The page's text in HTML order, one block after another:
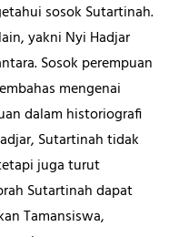
sosok Sutartinah.
yakni Nyi Hadjar
Sosok perempuan
mengenai
dalam historiografi
Sutartinah tidak
juga turut
Sutartinah dapat
Tamansiswa,